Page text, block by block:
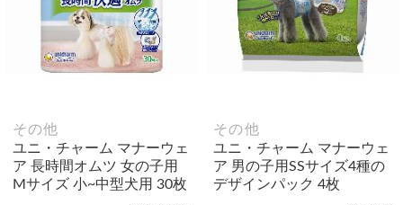
その他
ユニ・チャーム マナーウェ
ア 長時間オムツ 女の子用
Mサイズ 小~中型犬用 30枚
その他
ユニ・チャーム マナーウェ
ア 男の子用SSサイズ4種の
デザインパック 4枚